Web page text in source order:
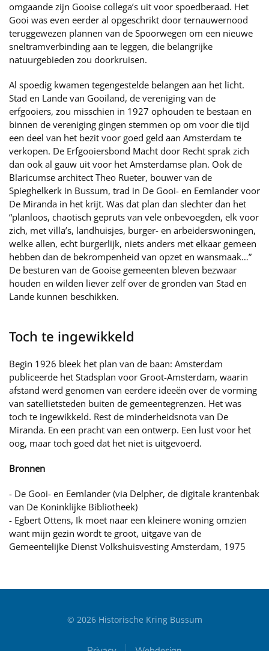
omgaande zijn Gooise collega’s uit voor spoedberaad. Het
Gooi was even eerder al opgeschrikt door ternauwernood
teruggewezen plannen van de Spoorwegen om een nieuwe
sneltramverbinding aan te leggen, die belangrijke
natuurgebieden zou doorkruisen.
Al spoedig kwamen tegengestelde belangen aan het licht.
Stad en Lande van Gooiland, de vereniging van de
erfgooiers, zou misschien in 1927 ophouden te bestaan en
binnen de vereniging gingen stemmen op om voor die tijd
een deel van het bezit voor goed geld aan Amsterdam te
verkopen. De Erfgooiersbond Macht door Recht sprak zich
dan ook al gauw uit voor het Amsterdamse plan. Ook de
Blaricumse architect Theo Rueter, bouwer van de
Spieghelkerk in Bussum, trad in De Gooi- en Eemlander voor
De Miranda in het krijt. Was dat plan dan slechter dan het
“planloos, chaotisch gepruts van vele onbevoegden, elk voor
zich, met villa’s, landhuisjes, burger- en arbeiderswoningen,
welke allen, echt burgerlijk, niets anders met elkaar gemeen
hebben dan de bekrompenheid van opzet en wansmaak…”
De besturen van de Gooise gemeenten bleven bezwaar
houden en wilden liever zelf over de gronden van Stad en
Lande kunnen beschikken.
Toch te ingewikkeld
Begin 1926 bleek het plan van de baan: Amsterdam
publiceerde het Stadsplan voor Groot-Amsterdam, waarin
afstand werd genomen van eerdere ideeën over de vorming
van satellietsteden buiten de gemeentegrenzen. Het was
toch te ingewikkeld. Rest de minderheidsnota van De
Miranda. En een pracht van een ontwerp. Een lust voor het
oog, maar toch goed dat het niet is uitgevoerd.
Bronnen
- De Gooi- en Eemlander (via Delpher, de digitale krantenbak
van De Koninklijke Bibliotheek)
- Egbert Ottens, Ik moet naar een kleinere woning omzien
want mijn gezin wordt te groot, uitgave van de
Gemeentelijke Dienst Volkshuisvesting Amsterdam, 1975
© 2026Historische Kring Bussum